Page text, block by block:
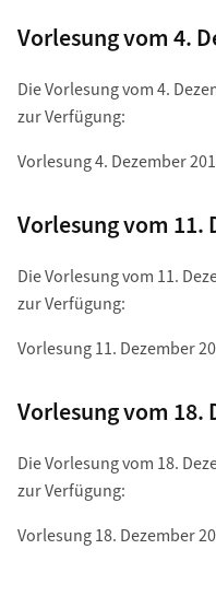
Vorlesung vom 4.
Die Vorlesung vom 4.
zur Verfügung:
Vorlesung 4. Dezember
Vorlesung vom 11.
Die Vorlesung vom 11.
zur Verfügung:
Vorlesung 11. Dezember
Vorlesung vom 18.
Die Vorlesung vom 18.
zur Verfügung:
Vorlesung 18. Dezember